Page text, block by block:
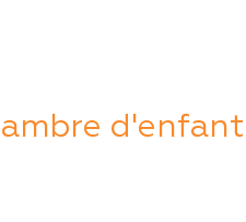
d'enfant